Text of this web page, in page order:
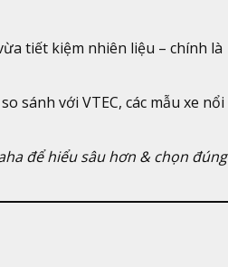
tiết kiệm nhiên liệu – chính là
sánh với VTEC, các mẫu xe nổi
để hiểu sâu hơn & chọn đúng